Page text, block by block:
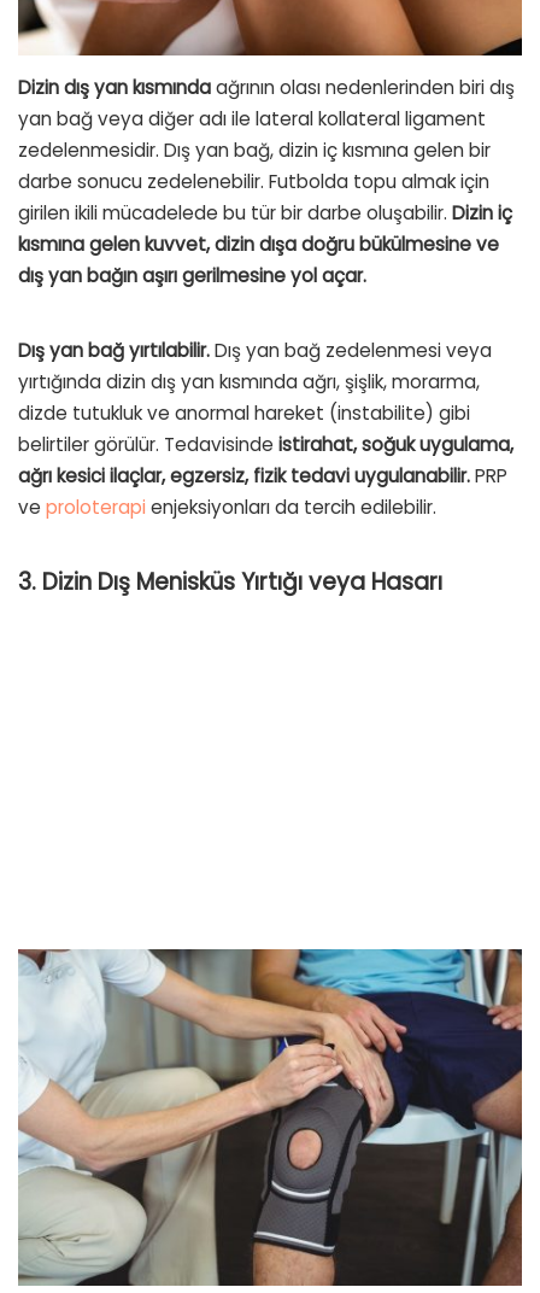
Dizin dış yan kısmındaağrının olası nedenlerinden biri dış
yan bağ veya diğer adı ile lateral kollateral ligament
zedelenmesidir. Dış yan bağ, dizin iç kısmına gelen bir
darbe sonucu zedelenebilir. Futbolda topu almak için
girilen ikili mücadelede bu tür bir darbe oluşabilir. Dizin iç
kısmına gelen kuvvet, dizin dışa doğru bükülmesine ve
dış yan bağın aşırı gerilmesine yol açar.
Dış yan bağ yırtılabilir.Dış yan bağ zedelenmesi veya
yırtığında dizin dış yan kısmında ağrı, şişlik, morarma,
dizde tutukluk ve anormal hareket (instabilite) gibi
belirtiler görülür. Tedavisinde istirahat, soğuk uygulama,
ağrı kesici ilaçlar, egzersiz, fizik tedavi uygulanabilir.PRP
ve proloterapi enjeksiyonları da tercih edilebilir.
3. Dizin Dış Menisküs Yırtığı veya Hasarı